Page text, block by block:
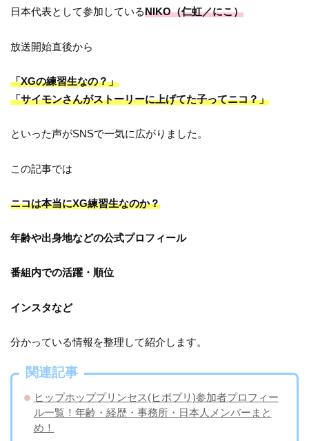
日本代表として参加しているNIKO（仁虹／にこ）
放送開始直後から
「XGの練習生なの？」
「サイモンさんがストーリーに上げてた子ってニコ？」
といった声がSNSで一気に広がりました。
この記事では
ニコは本当にXG練習生なのか？
年齢や出身地などの公式プロフィール
番組内での活躍・順位
インスタなど
分かっている情報を整理して紹介します。
関連記事
ヒップホッププリンセス(ヒポプリ)参加者プロフィー
ル一覧！年齢・経歴・事務所・日本人メンバーまと
め！